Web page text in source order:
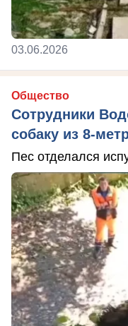
03.06.2026
Общество
Сотрудники
собаку из 8-
Пес отделался